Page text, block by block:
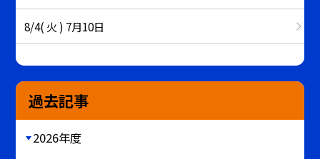
8/4( 火 ) 7月10日
過去記事
2026年度